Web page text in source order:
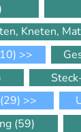
Kneten,
>>
(29) >>
(59)